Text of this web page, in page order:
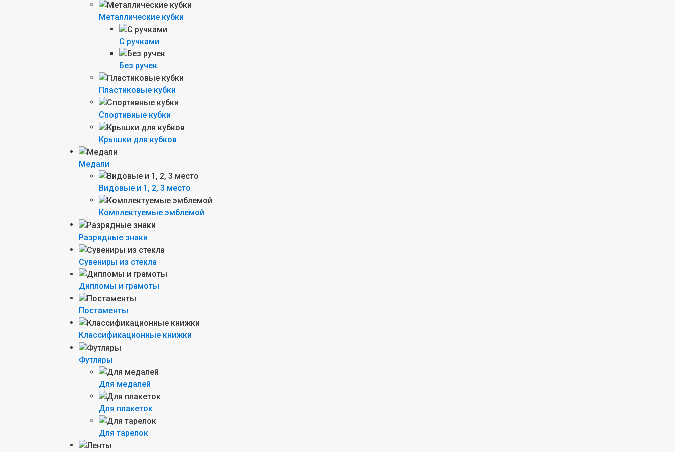
Металлические кубки
С ручками
Без ручек
Пластиковые кубки
Спортивные кубки
Крышки для кубков
Медали
Видовые и 1, 2, 3 место
Комплектуемые эмблемой
Разрядные знаки
Сувениры из стекла
Дипломы и грамоты
Постаменты
Классификационные книжки
Футляры
Для медалей
Для плакеток
Для тарелок